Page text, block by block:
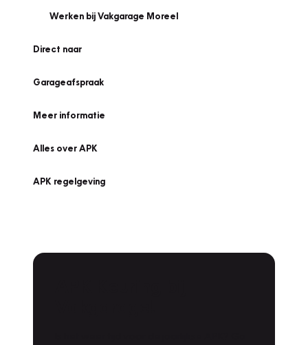
Werken bij Vakgarage Moreel
Direct naar
Garageafspraak
Meer informatie
Alles over APK
APK regelgeving